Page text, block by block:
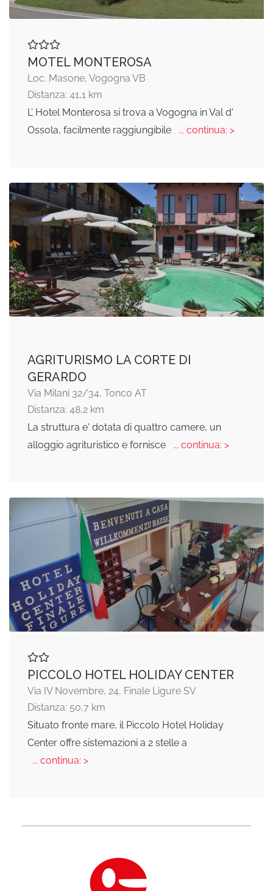
MOTEL MONTEROSA
Loc. Masone, Vogogna VB
Distanza: 41,1 km
L’ Hotel Monterosa si trova a Vogogna in Val d'
Ossola, facilmente raggiungibile
... continua: >
AGRITURISMO LA CORTE DI
GERARDO
Via Milani 32/34, Tonco AT
Distanza: 48,2 km
La struttura e' dotata di quattro camere, un
alloggio agrituristico e fornisce
... continua: >
PICCOLO HOTEL HOLIDAY CENTER
Via IV Novembre, 24, Finale Ligure SV
Distanza: 50,7 km
Situato fronte mare, il Piccolo Hotel Holiday
Center offre sistemazioni a 2 stelle a
... continua: >